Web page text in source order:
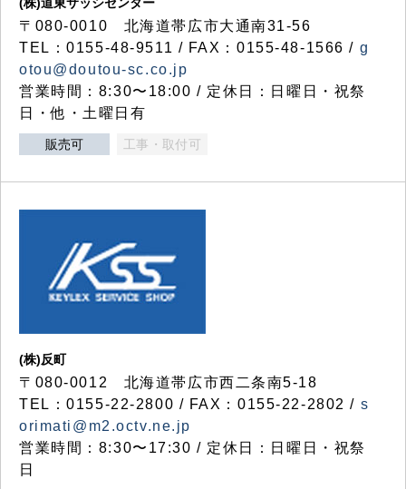
〒080-0010 北海道帯広市大通南31-56
TEL：0155-48-9511 / FAX：0155-48-1566 / g
otou@doutou-sc.co.jp
営業時間：8:30〜18:00 / 定休日：日曜日・祝祭
日・他・土曜日有
販売可 工事・取付可
(株)反町
〒080-0012 北海道帯広市西二条南5-18
TEL：0155-22-2800 / FAX：0155-22-2802 / s
orimati@m2.octv.ne.jp
営業時間：8:30〜17:30 / 定休日：日曜日・祝祭
日